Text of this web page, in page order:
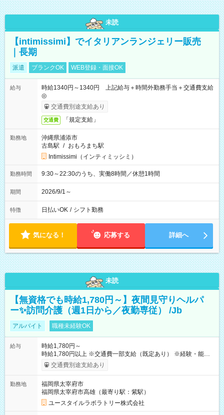
未読
【intimissimi】でイタリアンランジェリー販売
｜長期
派遣 ブランクOK WEB登録・面接OK
給与
時給1340円～1340円 上記給与＋時間外勤務手当＋交通費支給
◎
交通費別途支給あり
交通費 「規定支給」
勤務地
沖縄県浦添市
古島駅 / おもろまち駅
Intimissimi（インティミッシミ）
勤務時間 9:30～22:30のうち、実働8時間／休憩1時間
期間 2026/9/1～
特徴 日払いOK / シフト勤務
気になる！ 応募する 詳細へ
未読
【無資格でも時給1,780円～】夜間見守りヘルパ
ー✨訪問介護（週1日から／夜勤専従） /Jb
アルバイト 職種未経験OK
給与
時給1,780円～
時給1,780円以上 ※交通費一部支給（既定あり） ※経験・能力を
考慮して決定します 【収入例】 週1回勤務の場合：1,780円×8時
間×4回=5万6,960円 週3回勤務の場合：1,780円×8時間×12回
月 ※ 雇用形態と給与に、本採用時と異なる部分があります。 雇
用形態：本採用時と同じです。 給与：時給 1,490円以上
交通費別途支給あり
勤務地
福岡県太宰府市
福岡県太宰府市高雄（最寄り駅：紫駅）
ユースタイルラボラトリー株式会社